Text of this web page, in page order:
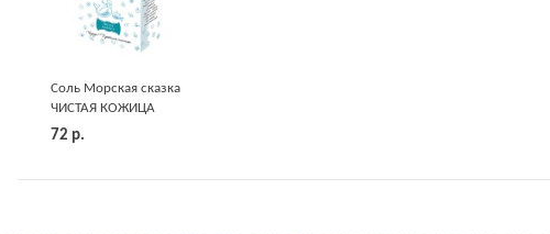
Соль Морская сказка
ЧИСТАЯ КОЖИЦА
Череда и Протеины
пшеницы 600гр
72 р.